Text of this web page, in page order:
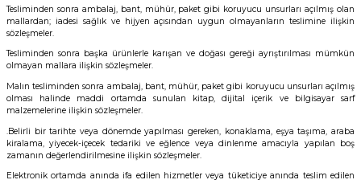
Tesliminden sonra ambalaj, bant, mühür, paket gibi koruyucu unsurları açılmış olan
mallardan; iadesi sağlık ve hijyen açısından uygun olmayanların teslimine ilişkin
sözleşmeler.
Tesliminden sonra başka ürünlerle karışan ve doğası gereği ayrıştırılması mümkün
olmayan mallara ilişkin sözleşmeler.
Malın tesliminden sonra ambalaj, bant, mühür, paket gibi koruyucu unsurları açılmış
olması halinde maddi ortamda sunulan kitap, dijital içerik ve bilgisayar sarf
malzemelerine ilişkin sözleşmeler.
.Belirli bir tarihte veya dönemde yapılması gereken, konaklama, eşya taşıma, araba
kiralama, yiyecek-içecek tedariki ve eğlence veya dinlenme amacıyla yapılan boş
zamanın değerlendirilmesine ilişkin sözleşmeler.
Elektronik ortamda anında ifa edilen hizmetler veya tüketiciye anında teslim edilen